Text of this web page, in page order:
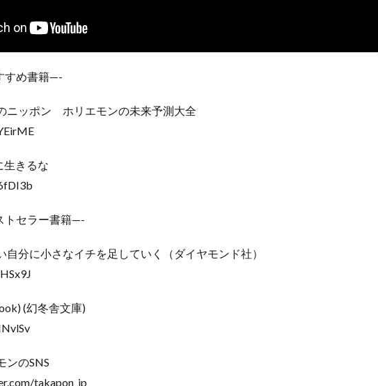
すめ書籍—-
ニッポン ホリエモンの未来予測大全
生きるな
トセラー書籍—-
分に小さなイチを足していく（ダイヤモンド社）
(幻冬舎文庫)
ンのSNS
takapon_jp